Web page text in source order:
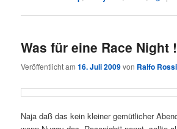
Was für eine Race Night !
Veröffentlicht am16. Juli 2009von Ralfo
Naja daß das kein kleiner gemütlicher